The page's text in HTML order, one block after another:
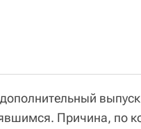
Причина, по